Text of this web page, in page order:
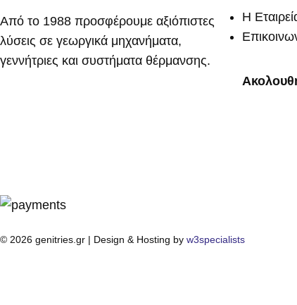
Από το 1988 προσφέρουμε αξιόπιστες
λύσεις σε γεωργικά μηχανήματα,
γεννήτριες και συστήματα θέρμανσης.
Η
© 2026 genitries.gr | Design & Hosting by w3specialists